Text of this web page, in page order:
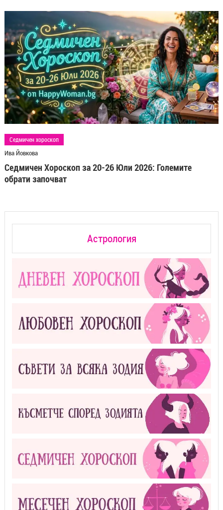
Седмичен хороскоп
Ива Йовкова
Седмичен Хороскоп за 20-26 Юли 2026: Големите
обрати започват
Астрология